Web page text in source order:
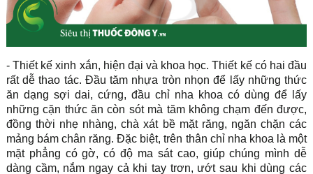
- Thiết kế xinh xắn, hiện đại và khoa học. Thiết kế có hai đầu
rất dễ thao tác. Đầu tăm nhựa tròn nhọn để lấy những thức
ăn dạng sợi dai, cứng, đầu chỉ nha khoa có dùng để lấy
những cặn thức ăn còn sót mà tăm không chạm đến được,
đồng thời nhẹ nhàng, chà xát bề mặt răng, ngăn chặn các
mảng bám chân răng. Đặc biệt, trên thân chỉ nha khoa là một
mặt phẳng có gờ, có độ ma sát cao, giúp chúng mình dễ
dàng cầm, nắm ngay cả khi tay trơn, ướt sau khi dùng các